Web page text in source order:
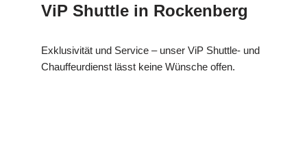
ViP Shuttle in Rockenberg
Exklusivität und Service – unser ViP Shuttle- und
Chauffeurdienst lässt keine Wünsche offen.